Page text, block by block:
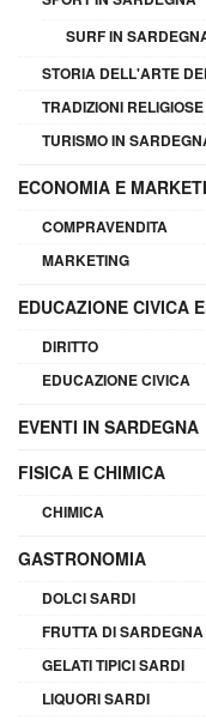
SURF IN
STORIA DELL'ARTE
TRADIZIONI RELIGIOSE
TURISMO IN
ECONOMIA E
COMPRAVENDITA
MARKETING
EDUCAZIONE CIVICA
DIRITTO
EDUCAZIONE CIVICA
EVENTI IN SARDEGNA
FISICA E CHIMICA
CHIMICA
GASTRONOMIA
DOLCI SARDI
FRUTTA DI SARDEGNA
GELATI TIPICI SARDI
LIQUORI SARDI